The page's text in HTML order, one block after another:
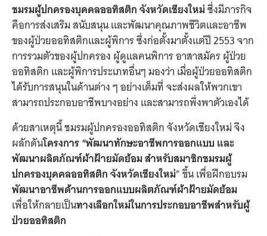
ชมรมผู้ปกครองบุคคลออทิสติก จังหวัดเชียงใหม่ซึ่งมีภารกิจ
คือการส่งเสริม สนับสนุน และพัฒนาคุณภาพชีวิตและอาชีพ
ของผู้ป่วยออทิสติกและผู้พิการ ซึ่งก่อตั้งมาตั้งแต่ปี 2553 จาก
การรวมตัวของผู้ปกครอง ผู้ดูแลคนพิการ อาสาสมัคร ผู้ป่วย
ออทิสติก และผู้พิการประเภทอื่นๆ มองว่า เมื่อผู้ป่วยออทิสติก
ได้รับการสนุนในด้านต่าง ๆ อย่างเต็มที่ จะส่งผลให้พวกเขา
สามารถประกอบอาชีพบางอย่าง และสามารถพึ่งพาตัวเองได้
ด้วยสาเหตุนี้ ชมรมผู้ปกครองออทิสติก จังหวัดเชียงใหม่ จึง
ผลักดันโครงการ “พัฒนาทักษะอาชีพการออกแบบ และ
พัฒนาผลิตภัณฑ์ผ้าฝ้ายมัดย้อม สำหรับสมาชิกชมรมผู้
ปกครองบุคคลออทิสติก จังหวัดเชียงใหม่” ขึ้น เพื่อฝึกอบรม
พัฒนาอาชีพด้านการออกแบบผลิตภัณฑ์ผ้าฝ้ายมัดย้อม
เพื่อให้กลายเป็นทางเลือกใหม่ในการประกอบอาชีพสำหรับผู้
ป่วยออทิสติก